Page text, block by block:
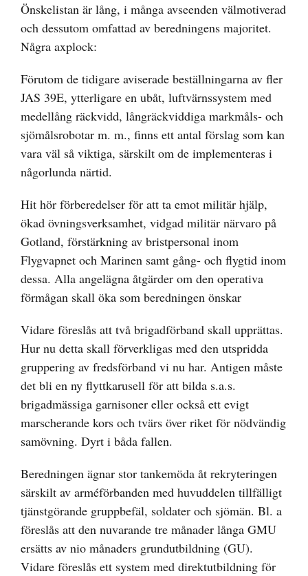
Önskelistan är lång, i många avseenden välmotiverad
och dessutom omfattad av beredningens majoritet.
Några axplock:
Förutom de tidigare aviserade beställningarna av fler
JAS 39E, ytterligare en ubåt, luftvärnssystem med
medellång räckvidd, långräckviddiga markmåls- och
sjömålsrobotar m. m., finns ett antal förslag som kan
vara väl så viktiga, särskilt om de implementeras i
någorlunda närtid.
Hit hör förberedelser för att ta emot militär hjälp,
ökad övningsverksamhet, vidgad militär närvaro på
Gotland, förstärkning av bristpersonal inom
Flygvapnet och Marinen samt gång- och flygtid inom
dessa. Alla angelägna åtgärder om den operativa
förmågan skall öka som beredningen önskar
Vidare föreslås att två brigadförband skall upprättas.
Hur nu detta skall förverkligas med den utspridda
gruppering av fredsförband vi nu har. Antigen måste
det bli en ny flyttkarusell för att bilda s.a.s.
brigadmässiga garnisoner eller också ett evigt
marscherande kors och tvärs över riket för nödvändig
samövning. Dyrt i båda fallen.
Beredningen ägnar stor tankemöda åt rekryteringen
särskilt av arméförbanden med huvuddelen tillfälligt
tjänstgörande gruppbefäl, soldater och sjömän. Bl. a
föreslås att den nuvarande tre månader långa GMU
ersätts av nio månaders grundutbildning (GU).
Vidare föreslås ett system med direktutbildning för